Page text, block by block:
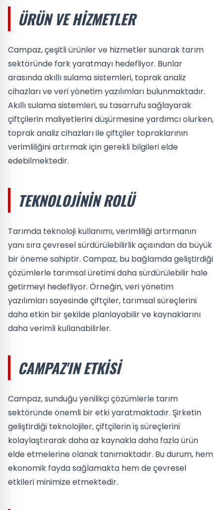
ÜRÜN VE HIZMETLER
Campaz, çeşitli ürünler ve hizmetler sunarak tarım
sektöründe fark yaratmayı hedefliyor. Bunlar
arasında akıllı sulama sistemleri, toprak analiz
cihazları ve veri yönetim yazılımları bulunmaktadır.
Akıllı sulama sistemleri, su tasarrufu sağlayarak
çiftçilerin maliyetlerini düşürmesine yardımcı olurken,
toprak analiz cihazları ile çiftçiler topraklarının
verimliliğini artırmak için gerekli bilgileri elde
edebilmektedir.
TEKNOLOJININ ROLÜ
Tarımda teknoloji kullanımı, verimliliği artırmanın
yanı sıra çevresel sürdürülebilirlik açısından da büyük
bir öneme sahiptir. Campaz, bu bağlamda geliştirdiği
çözümlerle tarımsal üretimi daha sürdürülebilir hale
getirmeyi hedefliyor. Örneğin, veri yönetim
yazılımları sayesinde çiftçiler, tarımsal süreçlerini
daha etkin bir şekilde planlayabilir ve kaynaklarını
daha verimli kullanabilirler.
CAMPAZ'IN ETKISI
Campaz, sunduğu yenilikçi çözümlerle tarım
sektöründe önemli bir etki yaratmaktadır. Şirketin
geliştirdiği teknolojiler, çiftçilerin iş süreçlerini
kolaylaştırarak daha az kaynakla daha fazla ürün
elde etmelerine olanak tanımaktadır. Bu durum, hem
ekonomik fayda sağlamakta hem de çevresel
etkileri minimize etmektedir.